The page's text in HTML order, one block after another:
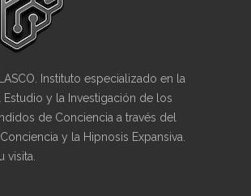
Instituto especializado en la
Estudio y la Investigación de los
de Conciencia a través del
y la Hipnosis Expansiva.
visita.